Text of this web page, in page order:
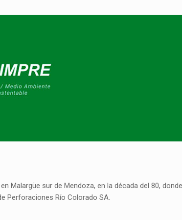
Malargüe sur de Mendoza, en la década del 80, donde
Perforaciones Río Colorado SA.